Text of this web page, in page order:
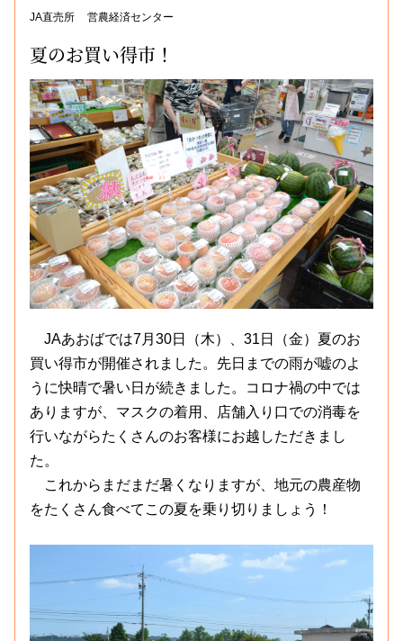
JA直売所 営農経済センター
夏のお買い得市！
JAあおばでは7月30日（木）、31日（金）夏のお
買い得市が開催されました。先日までの雨が嘘のよ
うに快晴で暑い日が続きました。コロナ禍の中では
ありますが、マスクの着用、店舗入り口での消毒を
行いながらたくさんのお客様にお越しただきまし
た。
これからまだまだ暑くなりますが、地元の農産物
をたくさん食べてこの夏を乗り切りましょう！